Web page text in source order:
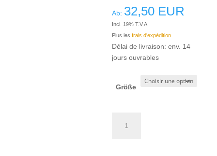
Ab: 32,50 EUR
Incl. 19% T.V.A.
Plus lesfrais d'expédition
Délai de livraison: env. 14
jours ouvrables
Größe